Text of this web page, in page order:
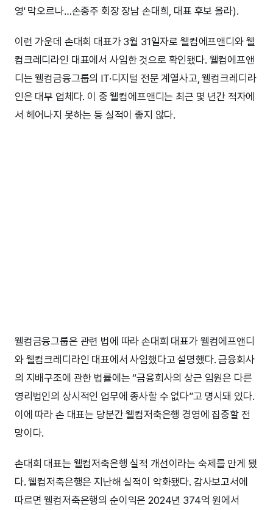
영' 막오르나…손종주 회장 장남 손대희, 대표 후보 올라).
이런 가운데 손대희 대표가 3월 31일자로 웰컴에프앤디와 웰
컴크레디라인 대표에서 사임한 것으로 확인됐다. 웰컴에프앤
디는 웰컴금융그룹의 IT·디지털 전문 계열사고, 웰컴크레디라
인은 대부 업체다. 이 중 웰컴에프앤디는 최근 몇 년간 적자에
서 헤어나지 못하는 등 실적이 좋지 않다.
웰컴금융그룹은 관련 법에 따라 손대희 대표가 웰컴에프앤디
와 웰컴크레디라인 대표에서 사임했다고 설명했다. 금융회사
의 지배구조에 관한 법률에는 “금융회사의 상근 임원은 다른
영리법인의 상시적인 업무에 종사할 수 없다”고 명시돼 있다.
이에 따라 손 대표는 당분간 웰컴저축은행 경영에 집중할 전
망이다.
손대희 대표는 웰컴저축은행 실적 개선이라는 숙제를 안게 됐
다. 웰컴저축은행은 지난해 실적이 악화됐다. 감사보고서에
따르면 웰컴저축은행의 순이익은 2024년 374억 원에서